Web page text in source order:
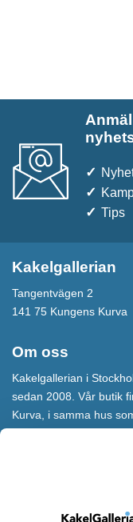
Tips
Kakelgallerian
Tangentvägen 2
141 75 Kungens Kurva
Om oss
Kakelgallerian i
sedan 2008. Vår butik
Kurva, i samma hus